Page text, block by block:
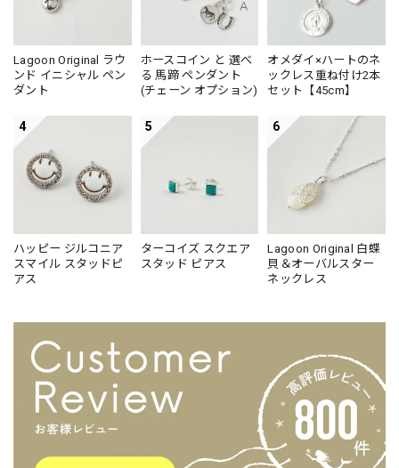
Lagoon Original ラウ
ンド イニシャル ペン
ダント
ホースコイン と 選べ
る 馬蹄 ペンダント
(チェーン オプション)
オメダイ×ハートのネ
ックレス重ね付け2本
セット【45cm】
4
ハッピー ジルコニア
スマイル スタッドピ
アス
5
ターコイズ スクエア
スタッド ピアス
6
Lagoon Original 白蝶
貝＆オーバルスター
ネックレス